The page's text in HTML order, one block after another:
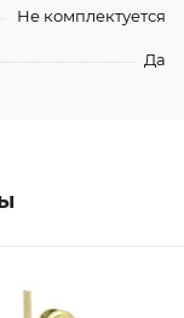
Не комплектуется
Да